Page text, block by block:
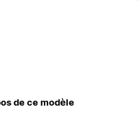
de ce modèle